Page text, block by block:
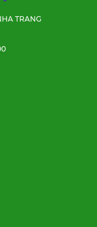
TRANG